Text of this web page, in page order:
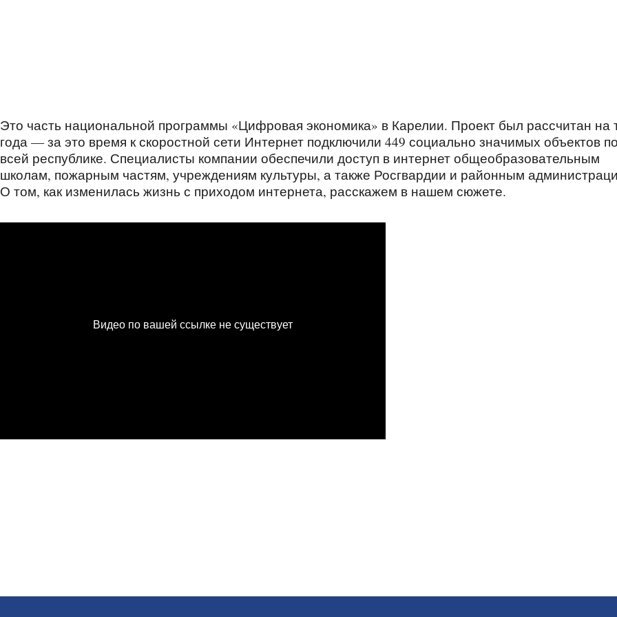
Это часть национальной программы «Цифровая экономика» в Карелии. Проект был рассчитан на
года — за это время к скоростной сети Интернет подключили 449 социально значимых объектов по
всей республике. Специалисты компании обеспечили доступ в интернет общеобразовательным
школам, пожарным частям, учреждениям культуры, а также Росгвардии и районным
О том, как изменилась жизнь с приходом интернета, расскажем в нашем сюжете.